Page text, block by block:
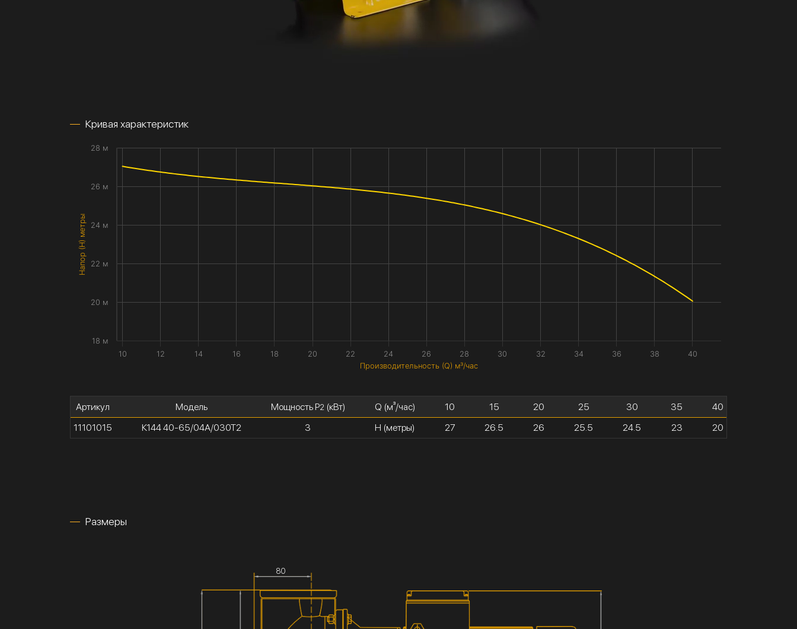
Кривая характеристик
Производительность (Q) м³/час
Напор (H) метры
10 12 14 16 18 20 22 24 26 28 30 32 34 36 38 40
18 м
20 м
22 м
24 м
26 м
28 м
Артикул
11101015
Модель
К144 40-65/04А/030Т2
Мощность P2(кВт)
3
Q (м³/час)
H (метры)
10
27
15
26.5
20
26
25
25.5
30
24.5
35
23
40
20
Размеры
80